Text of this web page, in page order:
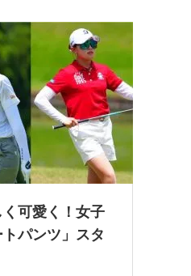
可愛く！女子
パンツ」スタ